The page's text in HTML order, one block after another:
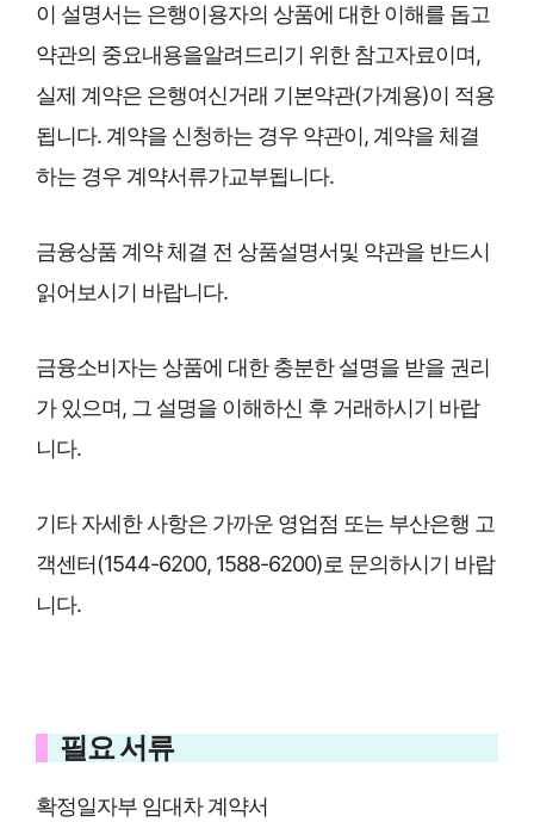
이 설명서는 은행이용자의 상품에 대한 이해를 돕고
약관의 중요내용을알려드리기 위한 참고자료이며,
실제 계약은 은행여신거래 기본약관(가계용)이 적용
됩니다. 계약을 신청하는 경우 약관이, 계약을 체결
하는 경우 계약서류가교부됩니다.
금융상품 계약 체결 전 상품설명서및 약관을 반드시
읽어보시기 바랍니다.
금융소비자는 상품에 대한 충분한 설명을 받을 권리
가 있으며, 그 설명을 이해하신 후 거래하시기 바랍
니다.
기타 자세한 사항은 가까운 영업점 또는 부산은행 고
객센터(1544-6200, 1588-6200)로 문의하시기 바랍
니다.
필요 서류
확정일자부 임대차 계약서